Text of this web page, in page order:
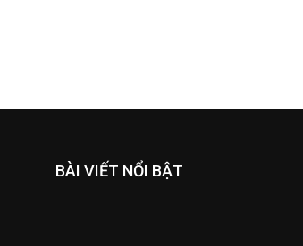
BÀI VIẾT NỔI BẬT